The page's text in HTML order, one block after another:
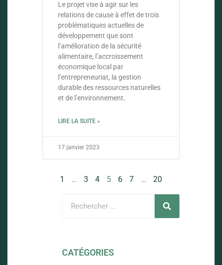
Le projet vise à agir sur les
relations de cause à effet de trois
problématiques actuelles de
développement que sont
l’amélioration de la sécurité
alimentaire, l’accroissement
économique local par
l’entrepreneuriat, la gestion
durable des ressources naturelles
et de l’environnement.
LIRE LA SUITE »
17 janvier 2023
1 … 3 4 5 6 7 … 20
CATÉGORIES